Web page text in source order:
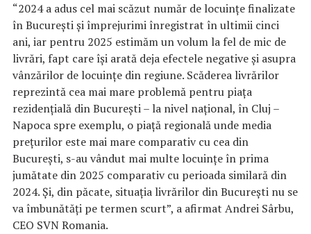
“2024 a adus cel mai scăzut număr de locuinţe finalizate
în Bucureşti şi împrejurimi înregistrat în ultimii cinci
ani, iar pentru 2025 estimăm un volum la fel de mic de
livrări, fapt care îşi arată deja efectele negative şi asupra
vânzărilor de locuinţe din regiune. Scăderea livrărilor
reprezintă cea mai mare problemă pentru piaţa
rezidenţială din Bucureşti – la nivel naţional, în Cluj –
Napoca spre exemplu, o piaţă regională unde media
preţurilor este mai mare comparativ cu cea din
Bucureşti, s-au vândut mai multe locuinţe în prima
jumătate din 2025 comparativ cu perioada similară din
2024. Şi, din păcate, situaţia livrărilor din Bucureşti nu se
va îmbunătăţi pe termen scurt”, a afirmat Andrei Sârbu,
CEO SVN Romania.